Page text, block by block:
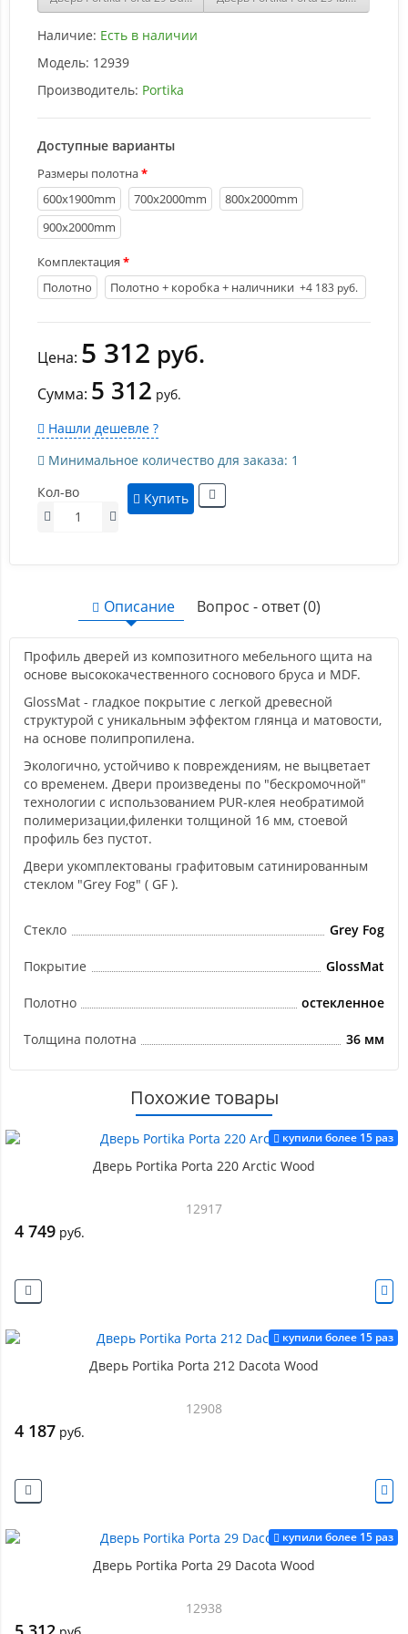
Наличие: Есть в наличии
Модель: 12939
Производитель: Portika
Доступные варианты
Размеры полотна
600х1900mm
700х2000mm
800х2000mm
900х2000mm
Комплектация
Полотно
Полотно + коробка + наличники +4 183 руб.
Цена: 5 312 руб.
Сумма: 5 312 руб.
Нашли дешевле ?
Минимальное количество для заказа: 1
Кол-во
Купить
Описание Вопрос - ответ (0)
Профиль дверей из композитного мебельного щита на
основе высококачественного соснового бруса и MDF.
GlossMat - гладкое покрытие с легкой древесной
структурой с уникальным эффектом глянца и матовости,
на основе полипропилена.
Экологично, устойчиво к повреждениям, не выцветает
со временем. Двери произведены по "бескромочной"
технологии с использованием PUR-клея необратимой
полимеризации,филенки толщиной 16 мм, стоевой
профиль без пустот.
Двери укомплектованы графитовым сатинированным
стеклом "Grey Fog" ( GF ).
Стекло Grey Fog
Покрытие GlossMat
Полотно остекленное
Толщина полотна 36 мм
Похожие товары
купили более 15 раз
Дверь Portika Porta 220 Arctic Wood
12917
4 749 руб.
купили более 15 раз
Дверь Portika Porta 212 Dacota Wood
12908
4 187 руб.
купили более 15 раз
Дверь Portika Porta 29 Dacota Wood
12938